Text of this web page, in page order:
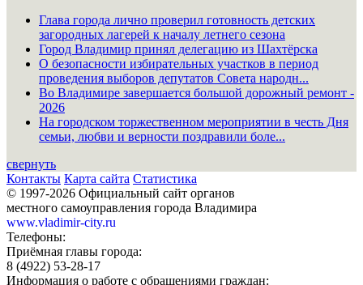
Глава города лично проверил готовность детских
загородных лагерей к началу летнего сезона
Город Владимир принял делегацию из Шахтёрска
О безопасности избирательных участков в период
проведения выборов депутатов Совета народн...
Во Владимире завершается большой дорожный ремонт -
2026
На городском торжественном мероприятии в честь Дня
семьи, любви и верности поздравили боле...
свернуть
Контакты Карта сайта Статистика
© 1997-2026 Официальный сайт органов
местного самоуправления города Владимира
www.vladimir-city.ru
Телефоны:
Приёмная главы города:
8 (4922) 53-28-17
Информация о работе с обращениями граждан: